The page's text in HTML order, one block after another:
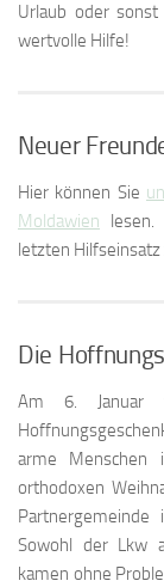
Urlaub oder
wertvolle Hilfe!
Neuer
Hier können Sie
Moldawien
letzten
Die
Am 6. Januar
arme Menschen
orthodoxen
Sowohl der Lkw
kamen ohne